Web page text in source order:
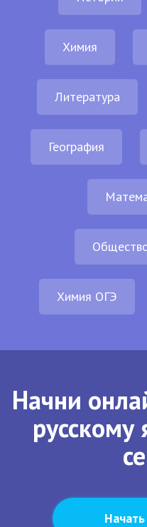
Химия
Литература
География
Химия ОГЭ
Начни